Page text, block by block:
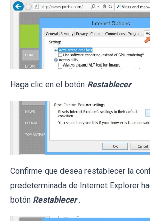
Haga clic en el botón Restablecer .
Confirme que desea restablecer la
predeterminada de Internet Explorer
botón Restablecer .